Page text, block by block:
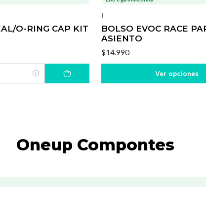
O-RING CAP KIT
|
BOLSO EVOC RACE
ASIENTO
$14.990
Ver opciones
Oneup Compontes